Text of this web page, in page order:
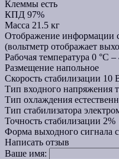
Клеммы есть
КПД 97%
Масса 21.5 кг
Отображение информации
(вольтметр отображает
Рабочая температура 0 °C –
Размещение напольное
Скорость стабилизации 10
Тип входного напряжения
Тип охлаждения
Тип стабилизатора
Точность стабилизации 2%
Форма выходного сигнала
Написать отзыв
Ваше имя: